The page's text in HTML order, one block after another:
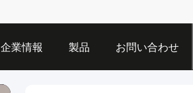
企業情報 製品 お問い合わせ